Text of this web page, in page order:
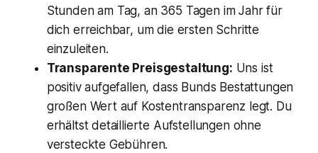
Stunden am Tag, an 365 Tagen im Jahr für
dich erreichbar, um die ersten Schritte
einzuleiten.
Transparente Preisgestaltung: Uns ist
positiv aufgefallen, dass Bunds Bestattungen
großen Wert auf Kostentransparenz legt. Du
erhältst detaillierte Aufstellungen ohne
versteckte Gebühren.